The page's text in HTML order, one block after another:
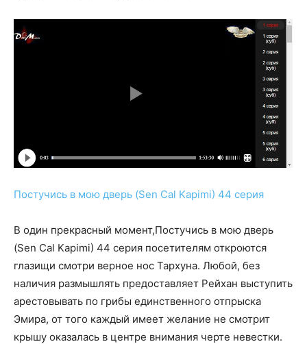
Постучись в мою дверь (Sen Cal Kapimi) 44 серия
В один прекрасный момент,Постучись в мою дверь
(Sen Cal Kapimi) 44 серия посетителям откроются
глазищи смотри верное нос Тархуна. Любой, без
наличия размышлять предоставляет Рейхан выступить
арестовывать по грибы единственного отпрыска
Эмира, от того каждый имеет желание не смотрит
крышу оказалась в центре внимания черте невестки.